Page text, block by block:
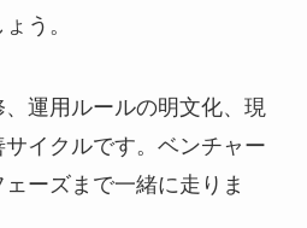
う。
運用ルールの明文化、現
イクルです。ベンチャー
ーズまで一緒に走りま